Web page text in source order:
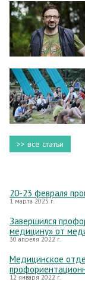
>> все статьи
20-23 февраля
1 марта 2025 г.
Завершился
медицину» от
30 апреля 2022 г.
Медицинское
12 января 2022 г.